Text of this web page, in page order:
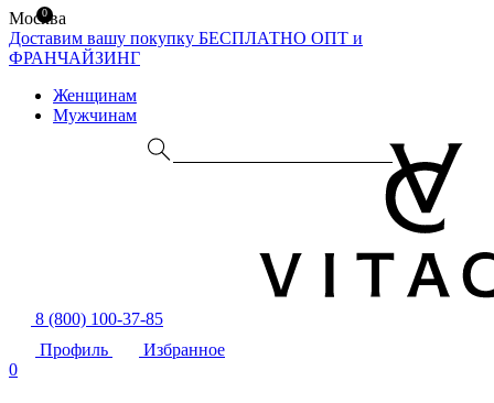
Москва
Доставим вашу покупку БЕСПЛАТНО ОПТ и
ФРАНЧАЙЗИНГ
Женщинам
Мужчинам
8 (800) 100-37-85
Профиль
Избранное
0
0